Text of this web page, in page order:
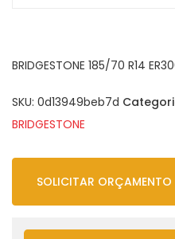
BRIDGESTONE 185/70 R14
SKU: 0d13949beb7d
BRIDGESTONE
SOLICITAR ORÇAMENTO